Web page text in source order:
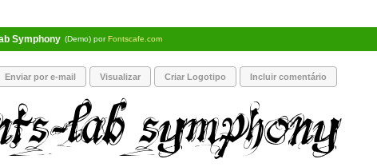
Symphony (Demo) porFontscafe.com
Enviar por e-mail Visualizar Criar Logotipo Incluir comentário